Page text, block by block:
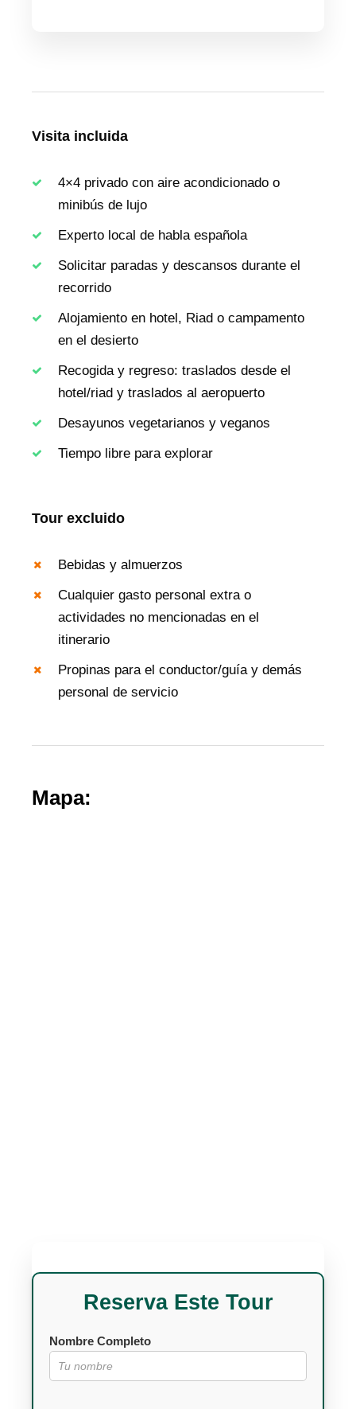
Visita incluida
4×4 privado con aire acondicionado o
minibús de lujo
Experto local de habla española
Solicitar paradas y descansos durante el
recorrido
Alojamiento en hotel, Riad o campamento
en el desierto
Recogida y regreso: traslados desde el
hotel/riad y traslados al aeropuerto
Desayunos vegetarianos y veganos
Tiempo libre para explorar
Tour excluido
Bebidas y almuerzos
Cualquier gasto personal extra o
actividades no mencionadas en el
itinerario
Propinas para el conductor/guía y demás
personal de servicio
Mapa:
Reserva Este Tour
Nombre Completo